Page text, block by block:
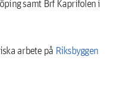
samt Brf Kaprifolen i
arbete på Riksbyggen